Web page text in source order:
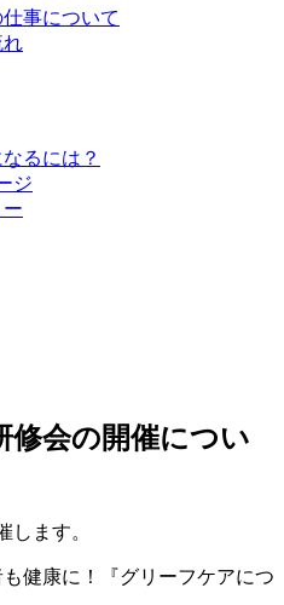
事について
れ
るには？
ジ
修会の開催につい
します。
健康に！『グリーフケアにつ